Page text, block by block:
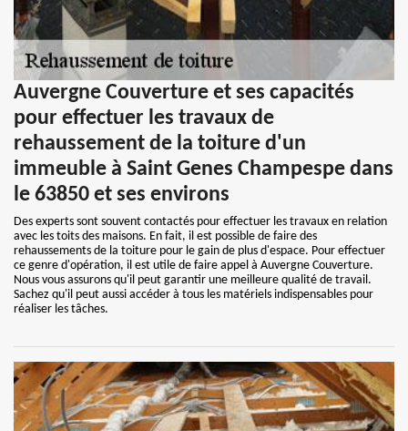
Auvergne Couverture et ses capacités
pour effectuer les travaux de
rehaussement de la toiture d'un
immeuble à Saint Genes Champespe dans
le 63850 et ses environs
Des experts sont souvent contactés pour effectuer les travaux en relation
avec les toits des maisons. En fait, il est possible de faire des
rehaussements de la toiture pour le gain de plus d'espace. Pour effectuer
ce genre d'opération, il est utile de faire appel à Auvergne Couverture.
Nous vous assurons qu'il peut garantir une meilleure qualité de travail.
Sachez qu'il peut aussi accéder à tous les matériels indispensables pour
réaliser les tâches.